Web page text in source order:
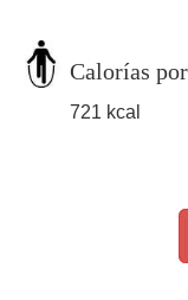
Calorías
721 kcal